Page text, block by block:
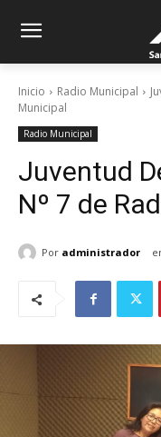
Inicio Radio Municipal
Municipal
Radio Municipal
Juventud
Nº 7 de
Por administrador